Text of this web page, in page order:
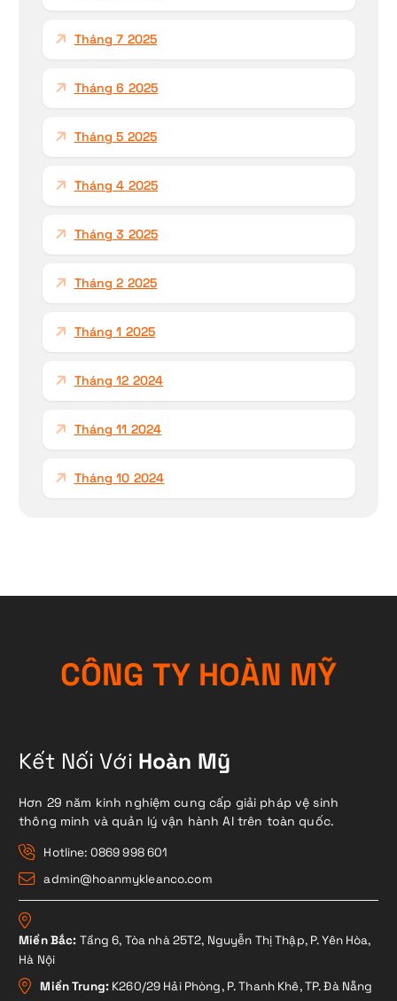
Tháng 7 2025
Tháng 6 2025
Tháng 5 2025
Tháng 4 2025
Tháng 3 2025
Tháng 2 2025
Tháng 1 2025
Tháng 12 2024
Tháng 11 2024
Tháng 10 2024
CÔNG TY HOÀN MỸ
Kết Nối Với Hoàn Mỹ
Hơn 29 năm kinh nghiệm cung cấp giải pháp vệ sinh
thông minh và quản lý vận hành AI trên toàn quốc.
Hotline: 0869 998 601
admin@hoanmykleanco.com
Miền Bắc: Tầng 6, Tòa nhà 25T2, Nguyễn Thị Thập, P. Yên Hòa,
Hà Nội
Miền Trung: K260/29 Hải Phòng, P. Thanh Khê, TP. Đà Nẵng